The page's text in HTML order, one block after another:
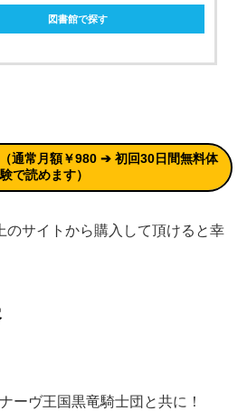
図書館で探す
（通常月額￥980 ➔ 初回30日間無料体
験で読めます）
のサイトから購入して頂けると幸
ーヴ王国黒竜騎士団と共に！